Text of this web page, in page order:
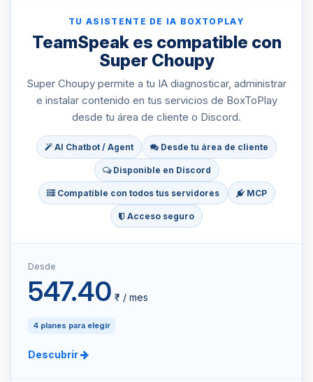
TU ASISTENTE DE IA BOXTOPLAY
TeamSpeak es compatible con
Super Choupy
Super Choupy permite a tu IA diagnosticar, administrar
e instalar contenido en tus servicios de BoxToPlay
desde tu área de cliente o Discord.
AI Chatbot / Agent Desde tu área de cliente
Disponible en Discord
Compatible con todos tus servidores MCP
Acceso seguro
Desde
547.40 ₹ / mes
4 planes para elegir
Descubrir